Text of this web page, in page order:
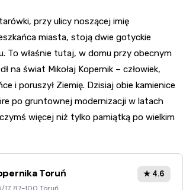
przy ulicy noszącej imię
miasta, stoją dwie gotyckie
To właśnie tutaj, w domu przy obecnym
na świat Mikołaj Kopernik – człowiek,
i poruszył Ziemię. Dzisiaj obie kamienice
po gruntownej modernizacji w latach
więcej niż tylko pamiątką po wielkim
Toruń
17, 87-100 Toruń
★ 4.6